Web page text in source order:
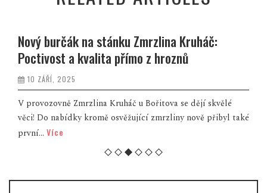
Nový burčák na stánku Zmrzlina Kruháč:
Poctivost a kvalita přímo z hroznů
10 ZÁŘÍ, 2025
V provozovně Zmrzlina Kruháč u Bořitova se dějí skvělé
věci! Do nabídky kromě osvěžující zmrzliny nově přibyl také
první... Více